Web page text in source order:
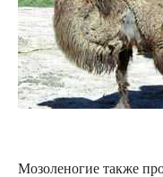
Мозоленогие также